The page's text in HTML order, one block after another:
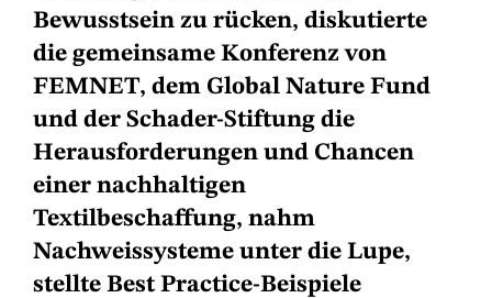
Bewusstsein zu rücken, diskutierte
die gemeinsame Konferenz von
FEMNET, dem Global Nature Fund
und der Schader-Stiftung die
Herausforderungen und Chancen
einer nachhaltigen
Textilbeschaffung, nahm
Nachweissysteme unter die Lupe,
stellte Best Practice-Beispiele